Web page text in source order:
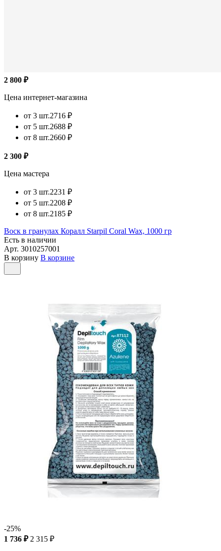
2 800 ₽
Цена интернет-магазина
от 3 шт.2716 ₽
от 5 шт.2688 ₽
от 8 шт.2660 ₽
2 300 ₽
Цена мастера
от 3 шт.2231 ₽
от 5 шт.2208 ₽
от 8 шт.2185 ₽
Воск в гранулах Коралл Starpil Coral Wax, 1000 гр
Есть в наличии
Арт. 3010257001
В корзину В корзине
-25%
1 736 ₽ 2 315 ₽